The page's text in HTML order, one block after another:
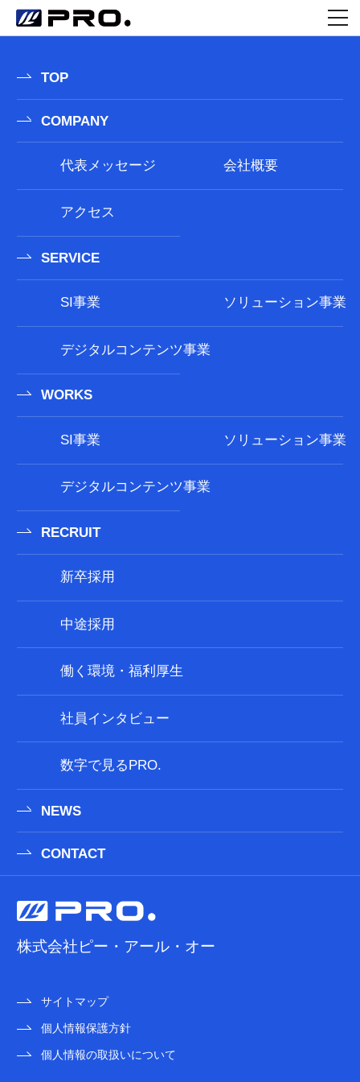
述する## ##ここにループの内容を記述する## ##記事が存在する場合にループ直後に表示する内容をここに記述する## ##記事
の有無にかかわらず表示する内容をここに記述する##
TOP
COMPANY
代表メッセージ 会社概要
アクセス
SERVICE
SI事業 ソリューション事業
デジタルコンテンツ事業
WORKS
SI事業 ソリューション事業
デジタルコンテンツ事業
RECRUIT
新卒採用
中途採用
働く環境・福利厚生
社員インタビュー
数字で見るPRO.
NEWS
CONTACT
株式会社ピー・アール・オー
サイトマップ
個人情報保護方針
個人情報の取扱いについて